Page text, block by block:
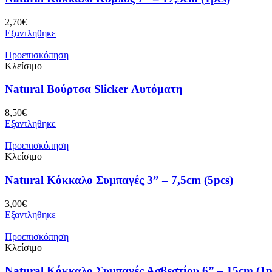
2,70€
Εξαντληθηκε
Προεπισκόπηση
Κλείσιμο
Natural Bούρτσα Slicker Αυτόματη
8,50€
Εξαντληθηκε
Προεπισκόπηση
Κλείσιμο
Natural Κόκκαλο Συμπαγές 3” – 7,5cm (5pcs)
3,00€
Εξαντληθηκε
Προεπισκόπηση
Κλείσιμο